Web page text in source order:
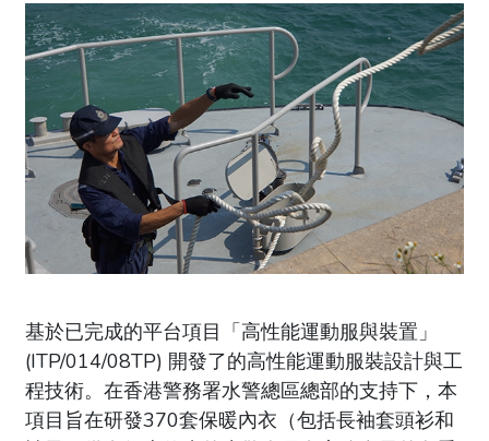
基於已完成的平台項目「高性能運動服與裝置」
(ITP/014/08TP) 開發了的高性能運動服裝設計與工
程技術。在香港警務署水警總區總部的支持下，本
項目旨在研發370套保暖內衣（包括長袖套頭衫和